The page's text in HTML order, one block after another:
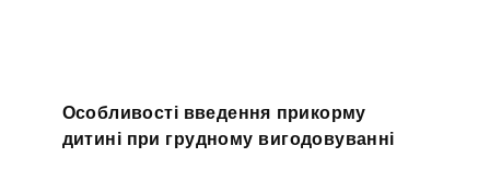
Особливості введення прикорму
дитині при грудному вигодовуванні